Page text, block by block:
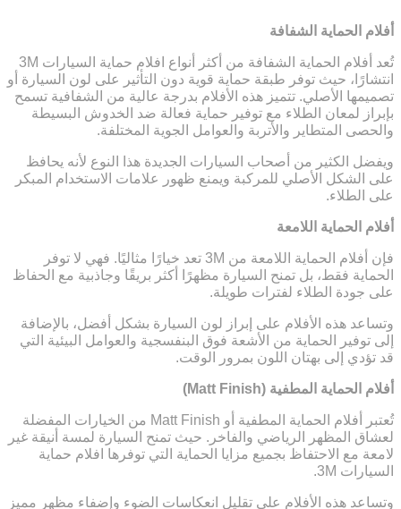
أفلام الحماية الشفافة
تُعد أفلام الحماية الشفافة من أكثر أنواع افلام حماية السيارات 3M
انتشارًا، حيث توفر طبقة حماية قوية دون التأثير على لون السيارة أو
تصميمها الأصلي. تتميز هذه الأفلام بدرجة عالية من الشفافية تسمح
بإبراز لمعان الطلاء مع توفير حماية فعالة ضد الخدوش البسيطة
والحصى المتطاير والأتربة والعوامل الجوية المختلفة.
ويفضل الكثير من أصحاب السيارات الجديدة هذا النوع لأنه يحافظ
على الشكل الأصلي للمركبة ويمنع ظهور علامات الاستخدام المبكر
على الطلاء.
أفلام الحماية اللامعة
فإن أفلام الحماية اللامعة من 3M تعد خيارًا مثاليًا. فهي لا توفر
الحماية فقط، بل تمنح السيارة مظهرًا أكثر بريقًا وجاذبية مع الحفاظ
على جودة الطلاء لفترات طويلة.
وتساعد هذه الأفلام على إبراز لون السيارة بشكل أفضل، بالإضافة
إلى توفير الحماية من الأشعة فوق البنفسجية والعوامل البيئية التي
قد تؤدي إلى بهتان اللون بمرور الوقت.
أفلام الحماية المطفية (Matt Finish)
تُعتبر أفلام الحماية المطفية أو Matt Finish من الخيارات المفضلة
لعشاق المظهر الرياضي والفاخر. حيث تمنح السيارة لمسة أنيقة غير
لامعة مع الاحتفاظ بجميع مزايا الحماية التي توفرها افلام حماية
السيارات 3M.
وتساعد هذه الأفلام على تقليل انعكاسات الضوء وإضفاء مظهر مميز